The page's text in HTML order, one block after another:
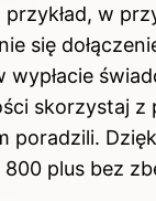
w
się
wypłacie
skorzystaj z
poradzili.
plus bez